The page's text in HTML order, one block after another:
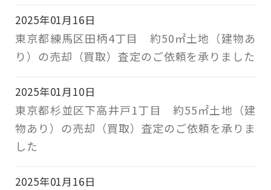
2025年01月16日
東京都練馬区田柄4丁目 約50㎡土地（建物あ
り）の売却（買取）査定のご依頼を承りました
2025年01月10日
東京都杉並区下高井戸1丁目 約55㎡土地（建
物あり）の売却（買取）査定のご依頼を承りま
した
2025年01月16日